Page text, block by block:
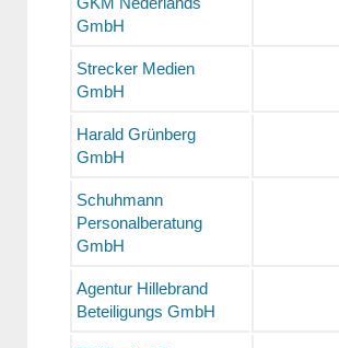
GmbH
Strecker Medien
GmbH
Harald Grünberg
GmbH
Schuhmann
Personalberatung
GmbH
Agentur Hillebrand
Beteiligungs GmbH